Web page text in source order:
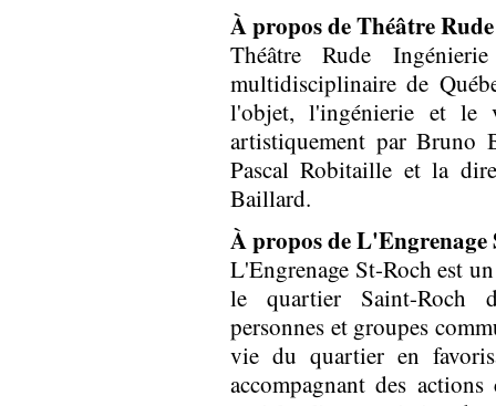
À propos de Théâtre
Théâtre Rude
multidisciplinaire de
l'objet, l'ingénierie et le
artistiquement par Bruno
Pascal Robitaille et la
Baillard.
À propos de L'Engrenage
L'Engrenage St-Roch est
le quartier Saint-Roch
personnes et groupes
vie du quartier en
accompagnant des